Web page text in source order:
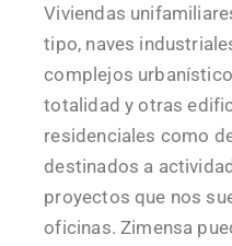
Viviendas
tipo, naves
complejos
totalidad y otras
residenciales como
destinados a
proyectos que nos
oficinas. Zimensa